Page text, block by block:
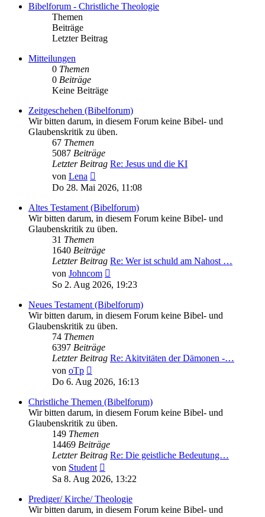
Bibelforum - Christliche Theologie
Themen
Beiträge
Letzter Beitrag
Mitteilungen
0 Themen
0 Beiträge
Keine Beiträge
Zeitgeschehen (Bibelforum)
Wir bitten darum, in diesem Forum keine Bibel- und
Glaubenskritik zu üben.
67 Themen
5087 Beiträge
Letzter Beitrag Re: Jesus und die KI
von Lena
Beitrag
Do 28. Mai 2026, 11:08
Altes Testament (Bibelforum)
Wir bitten darum, in diesem Forum keine Bibel- und
Glaubenskritik zu üben.
31 Themen
1640 Beiträge
Letzter Beitrag Re: Wer ist schuld am Nahost …
von Johncom
Beitrag
So 2. Aug 2026, 19:23
Neues Testament (Bibelforum)
Wir bitten darum, in diesem Forum keine Bibel- und
Glaubenskritik zu üben.
74 Themen
6397 Beiträge
Letzter Beitrag Re: Akitvitäten der Dämonen -…
von oTp
Beitrag
Do 6. Aug 2026, 16:13
Christliche Themen (Bibelforum)
Wir bitten darum, in diesem Forum keine Bibel- und
Glaubenskritik zu üben.
149 Themen
14469 Beiträge
Letzter Beitrag Re: Die geistliche Bedeutung…
von Student
Beitrag
Sa 8. Aug 2026, 13:22
Prediger/ Kirche/ Theologie
Wir bitten darum, in diesem Forum keine Bibel- und